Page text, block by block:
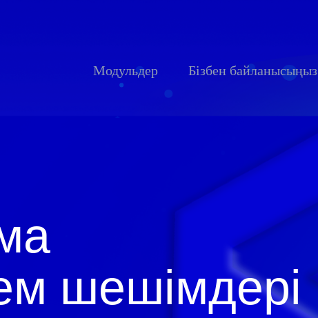
Модульдер Бізбен байланысыңыз
шешімдері